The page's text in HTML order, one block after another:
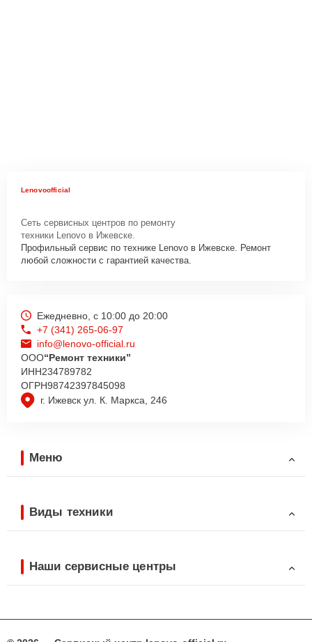
Lenovoofficial
Сеть сервисных центров по ремонту
техники Lenovo в Ижевске.
Профильный сервис по технике Lenovo в Ижевске. Ремонт
любой сложности с гарантией качества.
г. Ижевск ул. К. Маркса, 246
Ежедневно, с 10:00 до 20:00
+7 (341) 265-06-97
info@lenovo-official.ru
ООО“Ремонт техники”
ИНН234789782
ОГРН98742397845098
Меню
Виды техники
Наши сервисные центры